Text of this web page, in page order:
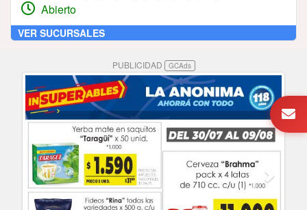
Abierto
VER SUCURSALES
PUBLICIDAD GCAds